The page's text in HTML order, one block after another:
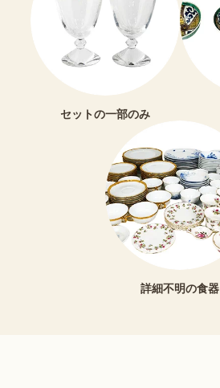
セットの一部のみ
詳細不明の食器